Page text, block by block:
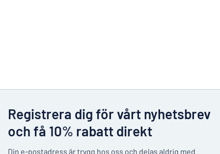
Registrera dig för vårt nyhetsbrev
och få 10% rabatt direkt
Din e-postadress är trygg hos oss och delas aldrig med